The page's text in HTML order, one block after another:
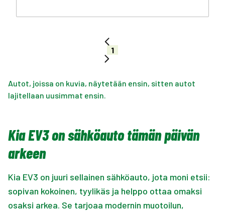
1
Autot, joissa on kuvia, näytetään ensin, sitten autot
lajitellaan uusimmat ensin.
Kia EV3 on sähköauto tämän päivän
arkeen
Kia EV3 on juuri sellainen sähköauto, jota moni etsii:
sopivan kokoinen, tyylikäs ja helppo ottaa omaksi
osaksi arkea. Se tarjoaa modernin muotoilun,